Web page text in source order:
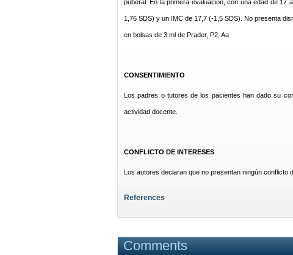
puberal. En la primera evaluación, con una edad de
1,76 SDS) y un IMC de 17,7 (-1,5 SDS). No presenta
en bolsas de 3 ml de Prader, P2, Aa.
CONSENTIMIENTO
Los padres o tutores de los pacientes han dado su
actividad docente.
CONFLICTO DE INTERESES
Los autores declaran que no presentan ningún conflicto
References
Comments